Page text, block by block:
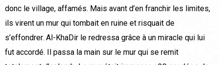
donc le village, affamés. Mais avant d’en franchir les limites,
ils virent un mur qui tombait en ruine et risquait de
s’effondrer. Al-KhaDir le redressa grâce à un miracle qui lui
fut accordé. Il passa la main sur le mur qui se remit